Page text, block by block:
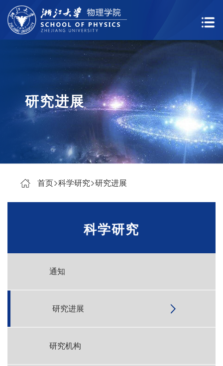
研究进展
首页 科学研究 研究进展
科学研究
通知
研究进展
研究机构